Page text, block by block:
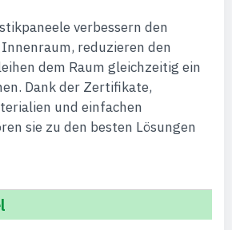
verbessern den
reduzieren den
dem Raum gleichzeitig ein
Dank der Zertifikate,
und einfachen
sie zu den besten Lösungen